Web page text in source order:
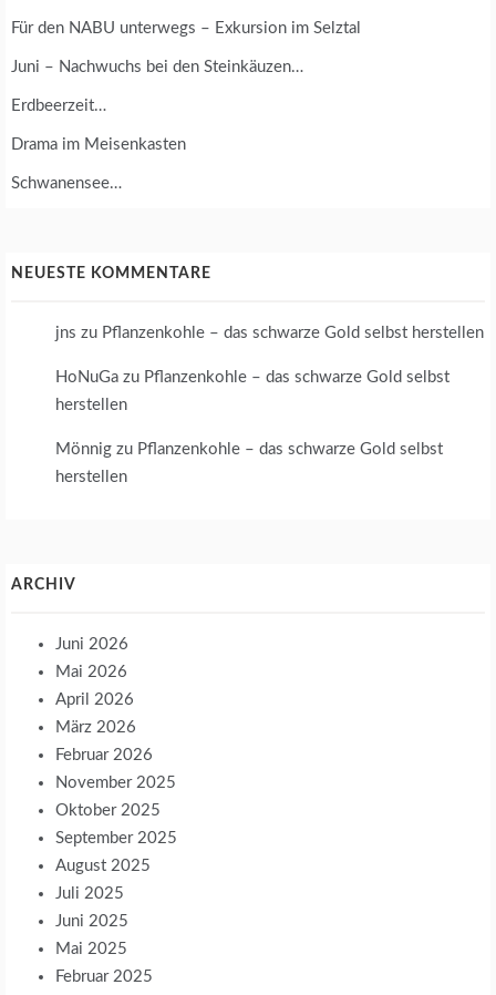
Für den NABU unterwegs – Exkursion im Selztal
Juni – Nachwuchs bei den Steinkäuzen…
Erdbeerzeit…
Drama im Meisenkasten
Schwanensee…
NEUESTE KOMMENTARE
jns zu Pflanzenkohle – das schwarze Gold selbst herstellen
HoNuGa zu Pflanzenkohle – das schwarze Gold selbst
herstellen
Mönnig zu Pflanzenkohle – das schwarze Gold selbst
herstellen
ARCHIV
Juni 2026
Mai 2026
April 2026
März 2026
Februar 2026
November 2025
Oktober 2025
September 2025
August 2025
Juli 2025
Juni 2025
Mai 2025
Februar 2025